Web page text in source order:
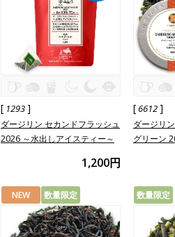
[ 1293]
ダージリン セカンドフラッシュ
2026 ～水出しアイスティー～
1,200円
[6612]
ダージリ
グリーン
NEW 数量限定 数量限定